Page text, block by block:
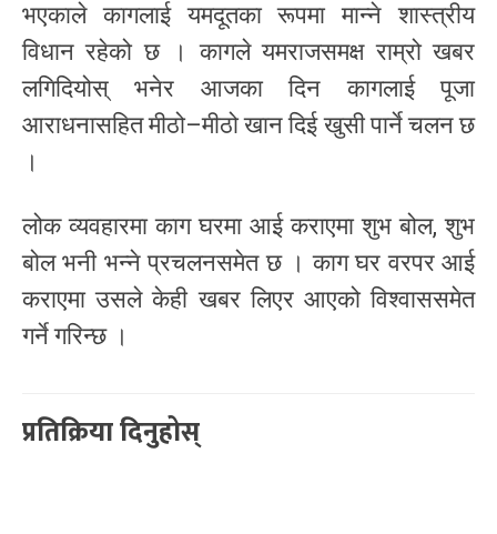
भएकाले कागलाई यमदूतका रूपमा मान्ने शास्त्रीय
विधान रहेको छ । कागले यमराजसमक्ष राम्रो खबर
लगिदियोस् भनेर आजका दिन कागलाई पूजा
आराधनासहित मीठो–मीठो खान दिई खुसी पार्ने चलन छ
।
लोक व्यवहारमा काग घरमा आई कराएमा शुभ बोल, शुभ
बोल भनी भन्ने प्रचलनसमेत छ । काग घर वरपर आई
कराएमा उसले केही खबर लिएर आएको विश्वाससमेत
गर्ने गरिन्छ ।
प्रतिक्रिया दिनुहोस्